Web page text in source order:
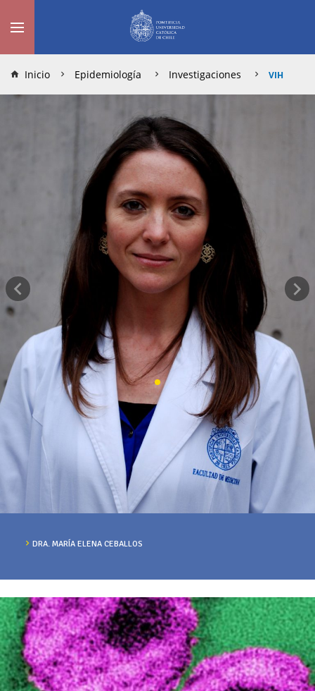
Inicio Epidemiología Investigaciones VIH
DRA. MARÍA ELENA CEBALLOS